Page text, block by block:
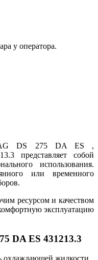
у оператора.
DS 275 DA ES ,
представляет собой
использования.
или временного
ресурсом и качеством
эксплуатацию
DA ES 431213.3